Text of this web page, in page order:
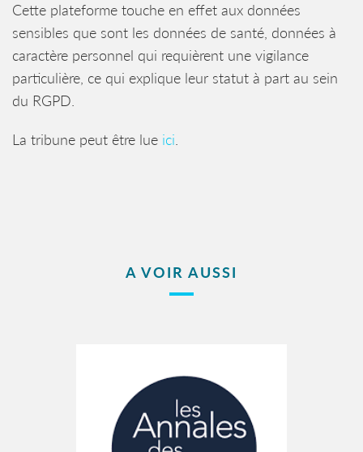
Cette plateforme touche en effet aux données
sensibles que sont les données de santé, données à
caractère personnel qui requièrent une vigilance
particulière, ce qui explique leur statut à part au sein
du RGPD.
La tribune peut être lue ici
A VOIR AUSSI